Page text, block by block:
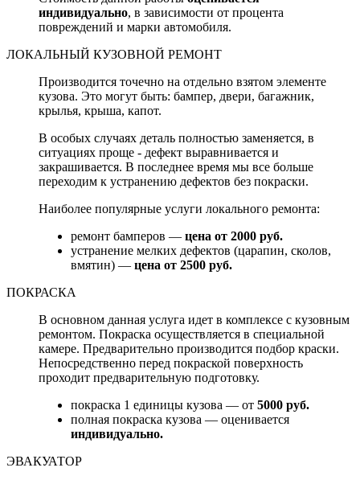
индивидуально, в зависимости от процента
повреждений и марки автомобиля.
ЛОКАЛЬНЫЙ КУЗОВНОЙ РЕМОНТ
Производится точечно на отдельно взятом элементе
кузова. Это могут быть: бампер, двери, багажник,
крылья, крыша, капот.
В особых случаях деталь полностью заменяется, в
ситуациях проще - дефект выравнивается и
закрашивается. В последнее время мы все больше
переходим к устранению дефектов без покраски.
Наиболее популярные услуги локального ремонта:
ремонт бамперов — цена от 2000 руб.
устранение мелких дефектов (царапин, сколов,
вмятин) — цена от 2500 руб.
ПОКРАСКА
В основном данная услуга идет в комплексе с кузовным
ремонтом. Покраска осуществляется в специальной
камере. Предварительно производится подбор краски.
Непосредственно перед покраской поверхность
проходит предварительную подготовку.
покраска 1 единицы кузова — от 5000 руб.
полная покраска кузова — оценивается
индивидуально.
ЭВАКУАТОР